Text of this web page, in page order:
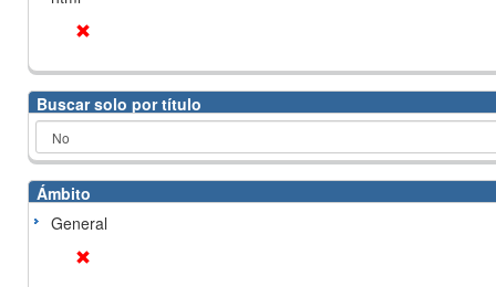
Buscar solo por título
Ámbito
General